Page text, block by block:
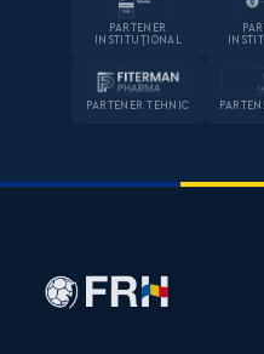
PARTENER
INSTITUȚIONAL
PARTENER TEHNIC